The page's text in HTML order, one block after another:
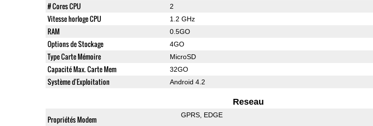
# Cores CPU 2
Vitesse horloge CPU 1.2 GHz
RAM 0.5GO
Options de Stockage 4GO
Type Carte Mémoire MicroSD
Capacité Max. Carte Mem 32GO
Système d'Exploitation Android 4.2
Reseau
Propriétés Modem GPRS EDGE